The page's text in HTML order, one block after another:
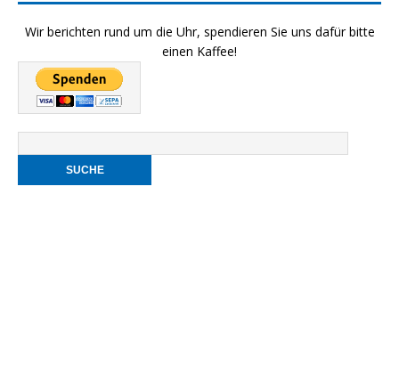
Wir berichten rund um die Uhr, spendieren Sie uns dafür bitte
einen Kaffee!